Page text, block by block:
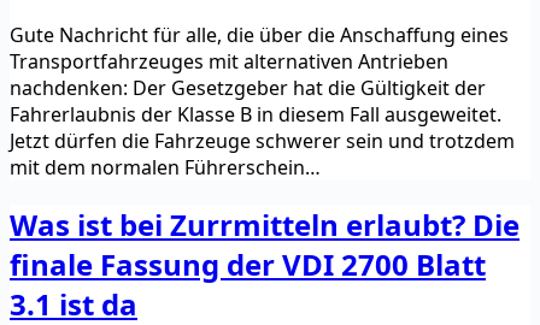
Gute Nachricht für alle, die über die Anschaffung eines
Transportfahrzeuges mit alternativen Antrieben
nachdenken: Der Gesetzgeber hat die Gültigkeit der
Fahrerlaubnis der Klasse B in diesem Fall ausgeweitet.
Jetzt dürfen die Fahrzeuge schwerer sein und trotzdem
mit dem normalen Führerschein…
Was ist bei Zurrmitteln erlaubt? Die
finale Fassung der VDI 2700 Blatt
3.1 ist da